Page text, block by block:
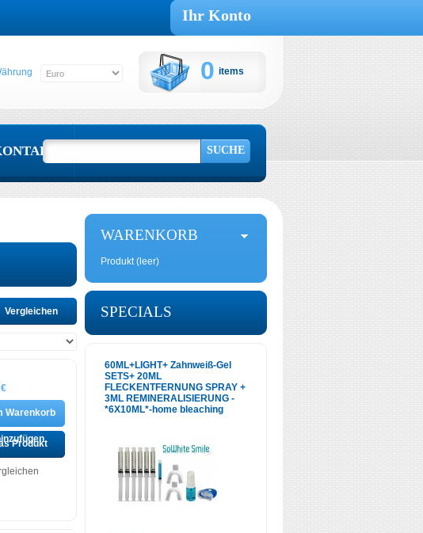
Ihr Konto
0 items
SUCHE
Warenkorb
Produkt
ansehen
WARENKORB
Produkt (leer)
SPECIALS
60ML+LIGHT+ Zahnweiß-Gel
SETS+ 20ML
FLECKENTFERNUNG SPRAY +
3ML REMINERALISIERUNG -
*6X10ML*-home bleaching